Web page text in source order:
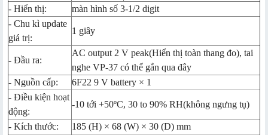
- Hiển thị:
màn hình số 3-1/2 digit
- Chu kì update
giá trị:
1 giây
- Đầu ra:
AC output 2 V peak(Hiển thị toàn thang đo), tai
nghe VP-37 có thể gắn qua đây
- Nguồn cấp:
6F22 9 V battery × 1
- Điều kiện hoạt
động:
-10 tới +50ºC, 30 to 90% RH(không ngưng tụ)
- Kích thước:
185 (H) × 68 (W) × 30 (D) mm